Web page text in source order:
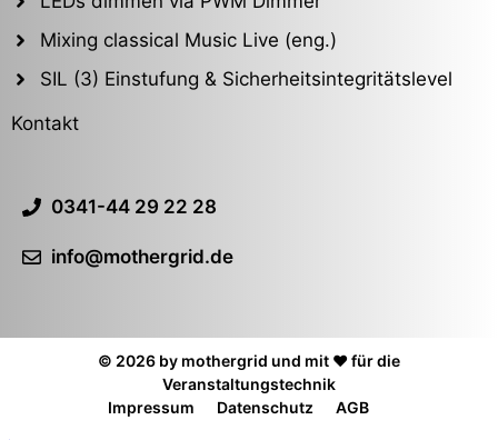
Mixing classical Music Live (eng.)
SIL (3) Einstufung & Sicherheitsintegritätslevel
Kontakt
0341-44 29 22 28
info@mothergrid.de
© 2026 by mothergrid und mit ❤️ für die
Veranstaltungstechnik
Impressum
Datenschutz AGB